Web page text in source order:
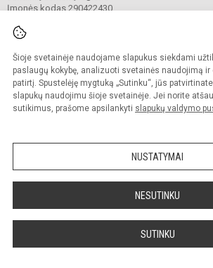
Šioje svetainėje naudojame slapukus siekdami
paslaugų kokybę, analizuoti svetainės naudojimą
patirtį. Spustelėję mygtuką „Sutinku“, jūs
slapukų naudojimu šioje svetainėje. Jei norite
sutikimus, prašome apsilankyti slapukų valdymo
NUSTATYMAI
NESUTINKU
SUTINKU
Įmonės kodas 290422430
© 2022. Panevėžio „Saulėtekio“ progimnazija.
Kopijuoti turinį be raštiško progimnazijos
Prieinamumo paraiška Slapukų
Sumanus būdas atnaujinti